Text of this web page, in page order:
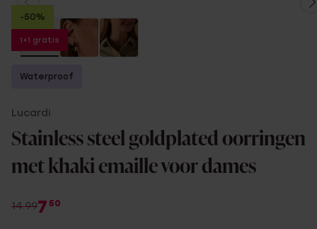
-50%
1+1 gratis
Waterproof
Lucardi
Stainless steel goldplated oorringen
met khaki emaille voor dames
14.997 50